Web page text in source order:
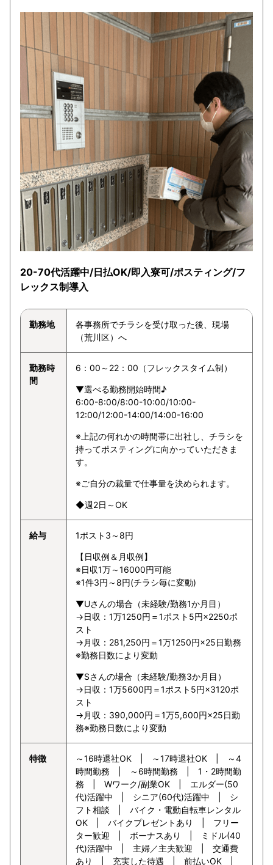
20-70代活躍中/日払OK/即入寮可/ポスティング/フ
レックス制導入
勤務地
各事務所でチラシを受け取った後、現場
（荒川区）へ
勤務時
間
6：00～22：00（フレックスタイム制）
▼選べる勤務開始時間♪
6:00-8:00/8:00-10:00/10:00-
12:00/12:00-14:00/14:00-16:00
※上記の何れかの時間帯に出社し、チラシを
持ってポスティングに向かっていただきま
す。
※ご自分の裁量で仕事量を決められます。
◆週2日～OK
給与 1ポスト3～8円
【日収例＆月収例】
※日収1万～16000円可能
※1件3円～8円(チラシ毎に変動)
▼Uさんの場合（未経験/勤務1か月目）
→日収：1万1250円＝1ポスト5円×2250ポ
スト
→月収：281,250円＝1万1250円×25日勤務
※勤務日数により変動
▼Sさんの場合（未経験/勤務3か月目）
→日収：1万5600円＝1ポスト5円×3120ポ
スト
→月収：390,000円＝1万5,600円×25日勤
務※勤務日数により変動
特徴
～16時退社OK | ～17時退社OK | ～4
時間勤務 | ～6時間勤務 | 1・2時間勤
務 | Wワーク/副業OK | エルダー(50
代)活躍中 | シニア(60代)活躍中 | シ
フト相談 | バイク・電動自転車レンタル
OK | バイクプレゼントあり | フリー
ター歓迎 | ボーナスあり | ミドル(40
代)活躍中 | 主婦／主夫歓迎 | 交通費
あり | 充実した待遇 | 前払いOK |